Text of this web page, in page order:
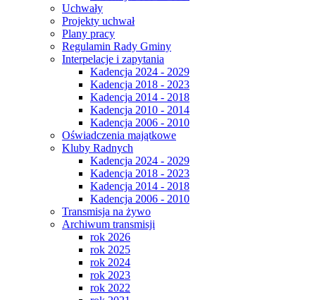
Uchwały
Projekty uchwał
Plany pracy
Regulamin Rady Gminy
Interpelacje i zapytania
Kadencja 2024 - 2029
Kadencja 2018 - 2023
Kadencja 2014 - 2018
Kadencja 2010 - 2014
Kadencja 2006 - 2010
Oświadczenia majątkowe
Kluby Radnych
Kadencja 2024 - 2029
Kadencja 2018 - 2023
Kadencja 2014 - 2018
Kadencja 2006 - 2010
Transmisja na żywo
Archiwum transmisji
rok 2026
rok 2025
rok 2024
rok 2023
rok 2022